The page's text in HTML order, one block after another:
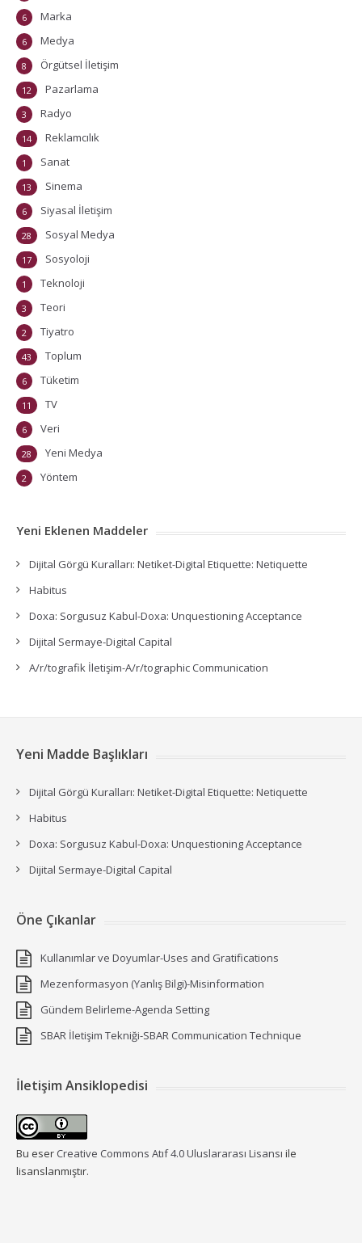
Marka
6
Medya
6
Örgütsel İletişim
8
Pazarlama
12
Radyo
3
Reklamcılık
14
Sanat
1
Sinema
13
Siyasal İletişim
6
Sosyal Medya
28
Sosyoloji
17
Teknoloji
1
Teori
3
Tiyatro
2
Toplum
43
Tüketim
6
TV
11
Veri
6
Yeni Medya
28
Yöntem
2
Yeni Eklenen Maddeler
Dijital Görgü Kuralları: Netiket-Digital Etiquette: Netiquette
Habitus
Doxa: Sorgusuz Kabul-Doxa: Unquestioning Acceptance
Dijital Sermaye-Digital Capital
A/r/tografik İletişim-A/r/tographic Communication
Yeni Madde Başlıkları
Dijital Görgü Kuralları: Netiket-Digital Etiquette: Netiquette
Habitus
Doxa: Sorgusuz Kabul-Doxa: Unquestioning Acceptance
Dijital Sermaye-Digital Capital
Öne Çıkanlar
Kullanımlar ve Doyumlar-Uses and Gratifications
Mezenformasyon (Yanlış Bilgi)-Misinformation
Gündem Belirleme-Agenda Setting
SBAR İletişim Tekniği-SBAR Communication Technique
İletişim Ansiklopedisi
Bu eser Creative Commons Atıf 4.0 Uluslararası Lisansı ile
lisanslanmıştır.